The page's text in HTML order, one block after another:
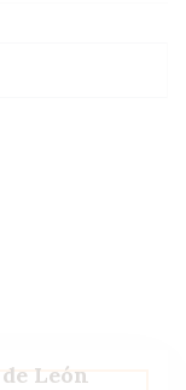
León